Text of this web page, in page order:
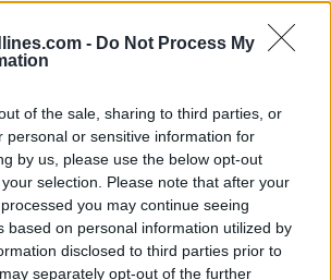
- Do Not Process My
of the sale, sharing to third parties, or
personal or sensitive information for
by us, please use the below opt-out
selection. Please note that after your
you may continue seeing
based on personal information utilized by
disclosed to third parties prior to
separately opt-out of the further